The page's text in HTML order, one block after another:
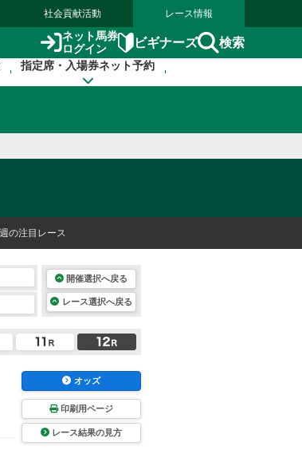
社会貢献活動 レース情報
ネット馬券
ログイン
ビギナーズ 検索
指定席・入場券ネット予約
の注目レース
開催選択へ戻る
レース選択へ戻る
オッズ
印刷用ページ
レース結果の見方